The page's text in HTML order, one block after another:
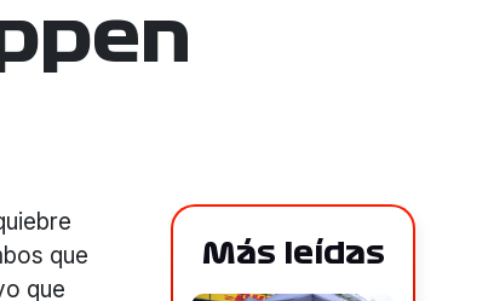
que
que
Más leídas